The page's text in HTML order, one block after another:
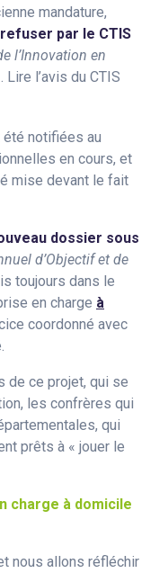
mandature,
refuser par le CTIS
l’Innovation en
l’avis du CTIS
notifiées au
en cours, et
mise devant le fait
dossier sous
d’Objectif et de
toujours dans le
en charge à
coordonné avec
de ce projet, qui se
les confrères qui
qui
prêts à « jouer le
charge à domicile
nous allons réfléchir